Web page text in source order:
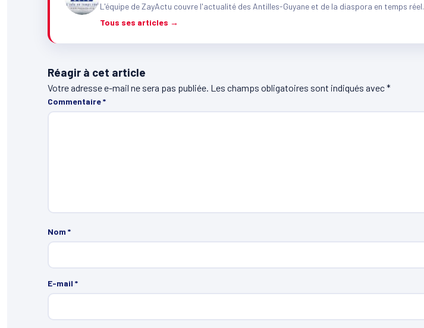
L'équipe de ZayActu couvre l'actualité des Antilles-Guyane et de la diaspora en temps réel.
Tous ses articles →
Réagir à cet article
Votre adresse e-mail ne sera pas publiée. Les champs obligatoires sont indiqués avec*
Commentaire*
Nom *
E-mail *